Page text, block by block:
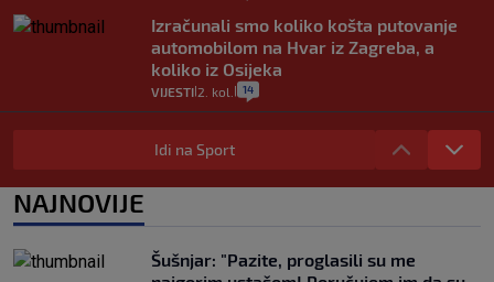
Izračunali smo koliko košta putovanje
automobilom na Hvar iz Zagreba, a
koliko iz Osijeka
VIJESTI 2. kol. 14
"Kći je otišla na more, a zaboravila
zdravstvenu iskaznicu". Kakva su prava
pacijenata izvan mjesta prebivališta?
1
Plenković na 15 dana ukine mjere: "Ne bi
se dogodilo ništa. Vlada se zaljubila u te
Idi na Sport
NAJNOVIJE
Šušnjar: "Pazite, proglasili su me